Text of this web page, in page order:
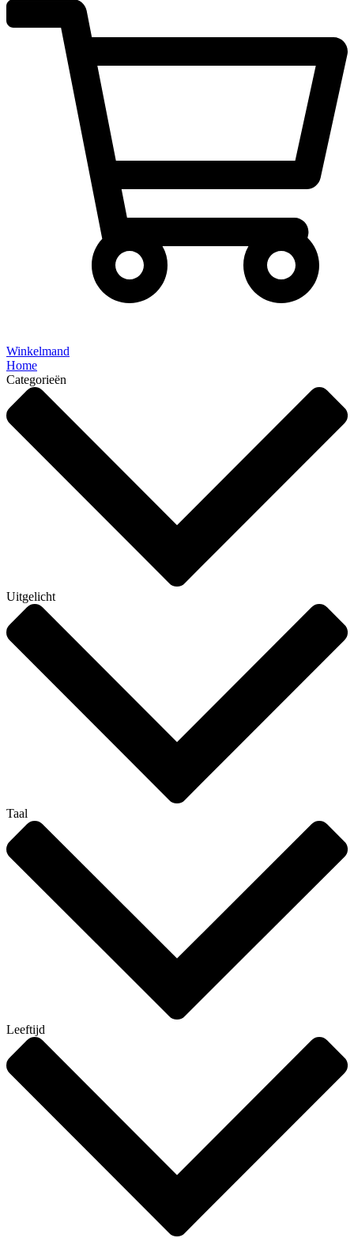
Winkelmand
Home
Categorieën
Uitgelicht
Taal
Leeftijd